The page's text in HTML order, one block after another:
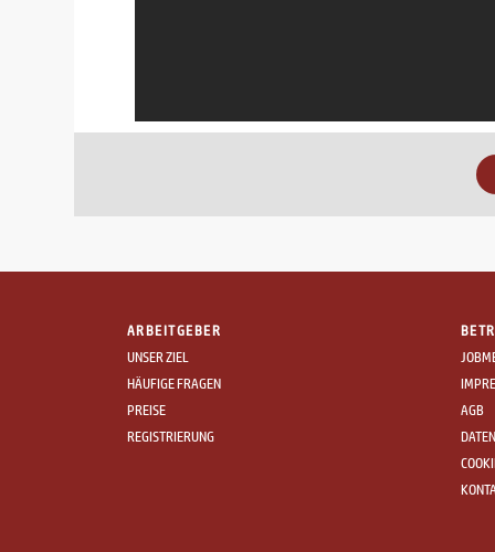
ARBEITGEBER
UNSER ZIEL
HÄUFIGE FRAGEN
PREISE
REGISTRIERUNG
AGB